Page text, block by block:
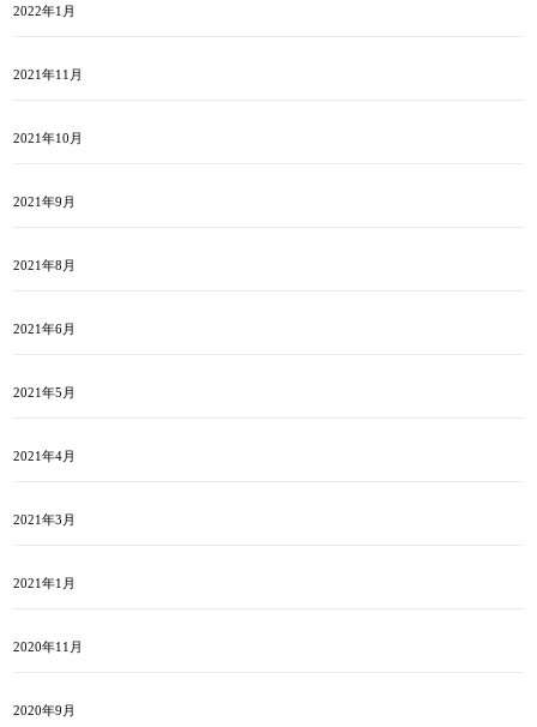
2022年1月
2021年11月
2021年10月
2021年9月
2021年8月
2021年6月
2021年5月
2021年4月
2021年3月
2021年1月
2020年11月
2020年9月